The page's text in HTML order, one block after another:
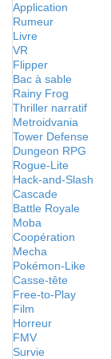
Application
Rumeur
Livre
VR
Flipper
Bac à sable
Rainy Frog
Thriller narratif
Metroidvania
Tower Defense
Dungeon RPG
Rogue-Lite
Hack-and-Slash
Cascade
Battle Royale
Moba
Coopération
Mecha
Pokémon-Like
Casse-tête
Free-to-Play
Film
Horreur
FMV
Survie